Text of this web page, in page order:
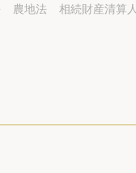
農地法 相続財産清算人